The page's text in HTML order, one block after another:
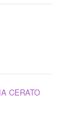
CERATO